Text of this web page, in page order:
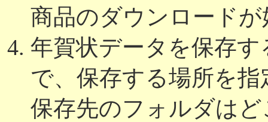
商品のダウンロード
年賀状データを保存
で、保存する場所を
保存先のフォルダは